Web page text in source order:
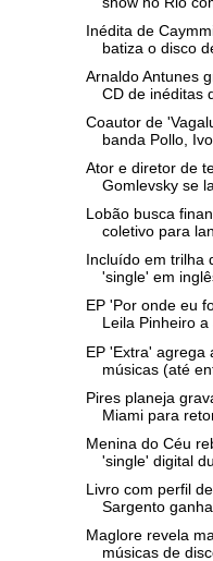
Inédita de
batiza o disco
Arnaldo Antunes
CD de inéditas
Coautor de
banda Pollo, Ivo
Ator e diretor de
Gomlevsky se
Lobão busca
coletivo para
Incluído em trilha
'single' em
EP 'Por onde eu
Leila Pinheiro a
EP 'Extra' agrega
músicas (até
Pires planeja
Miami para
Menina do Céu
'single' digital
Livro com perfil
Sargento ganha
Maglore revela
músicas de